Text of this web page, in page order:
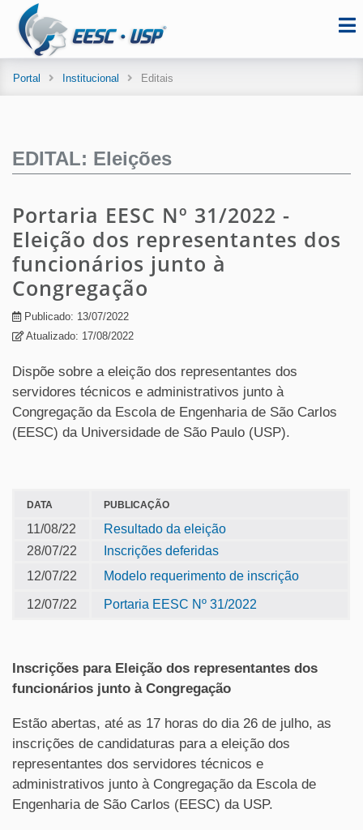
Portal Institucional Editais
EDITAL: Eleições
Portaria EESC Nº 31/2022 -
Eleição dos representantes dos
funcionários junto à
Congregação
Publicado: 13/07/2022
Atualizado: 17/08/2022
Dispõe sobre a eleição dos representantes dos
servidores técnicos e administrativos junto à
Congregação da Escola de Engenharia de São Carlos
(EESC) da Universidade de São Paulo (USP).
DATA PUBLICAÇÃO
11/08/22
Resultado da eleição
28/07/22
Inscrições deferidas
12/07/22
Modelo requerimento de inscrição
12/07/22 Portaria EESC Nº 31/2022
Inscrições para Eleição dos representantes dos
funcionários junto à Congregação
Estão abertas, até as 17 horas do dia 26 de julho, as
inscrições de candidaturas para a eleição dos
representantes dos servidores técnicos e
administrativos junto à Congregação da Escola de
Engenharia de São Carlos (EESC) da USP.